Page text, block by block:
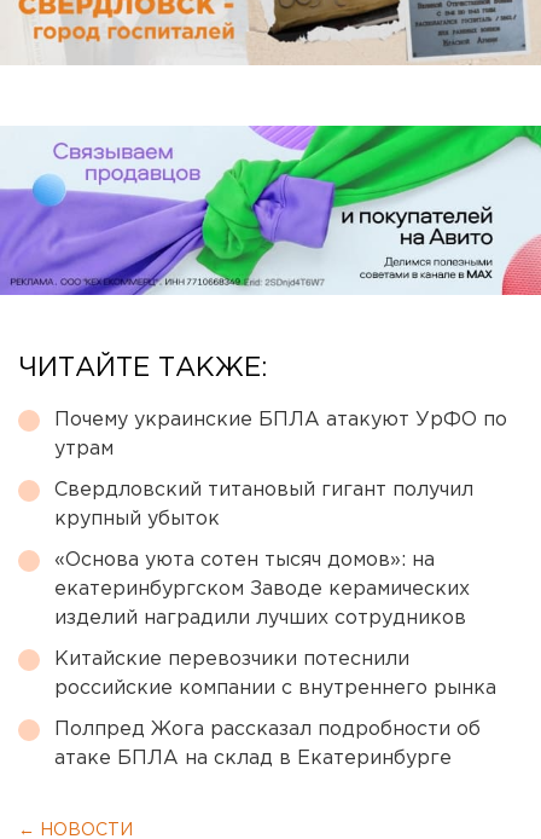
ЧИТАЙТЕ ТАКЖЕ:
Почему украинские БПЛА атакуют УрФО по
утрам
Свердловский титановый гигант получил
крупный убыток
«Основа уюта сотен тысяч домов»: на
екатеринбургском Заводе керамических
изделий наградили лучших сотрудников
Китайские перевозчики потеснили
российские компании с внутреннего рынка
Полпред Жога рассказал подробности об
атаке БПЛА на склад в Екатеринбурге
← НОВОСТИ